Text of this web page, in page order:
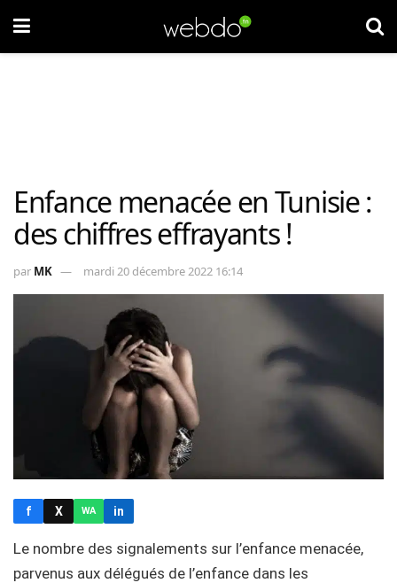
Enfance menacée en Tunisie :
des chiffres effrayants !
par MK mardi 20 décembre 2022 16:14
f X WA in
Le nombre des signalements sur l’enfance menacée,
parvenus aux délégués de l’enfance dans les